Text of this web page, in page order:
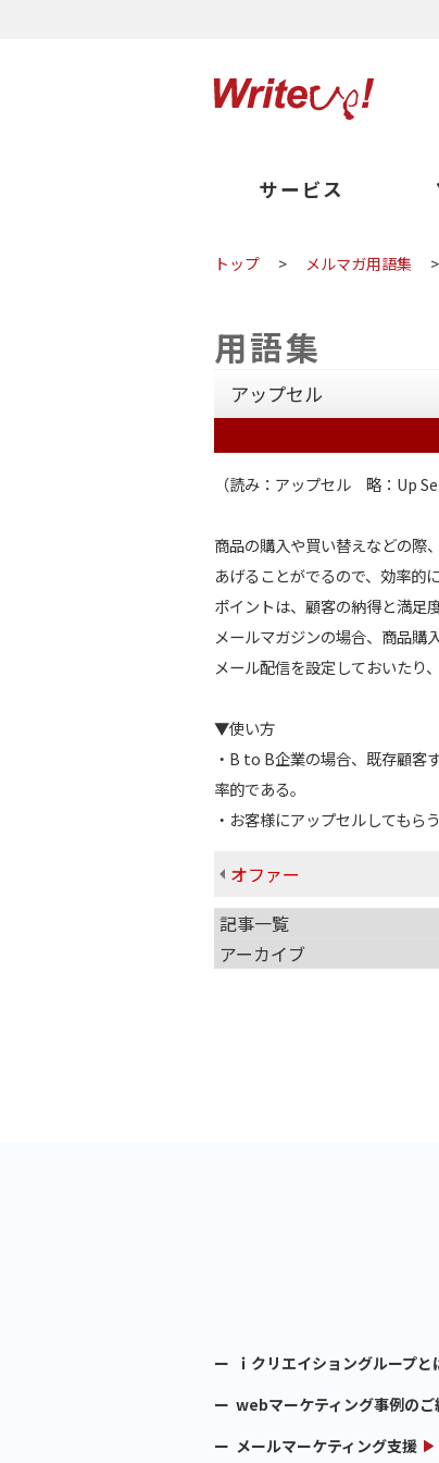
サービス
トップ > メルマガ用語集 >
用語集
アップセル
（読み：アップセル 略：Up
商品の購入や買い替えなどの際
あげることがでるので、効率的
ポイントは、顧客の納得と満足
メールマガジンの場合、商品購
メール配信を設定しておいたり
▼使い方
・B to B企業の場合、既存顧客
率的である。
・お客様にアップセルしてもら
オファー
ｉクリエイショングループと
webマーケティング事例のご
メールマーケティング支援